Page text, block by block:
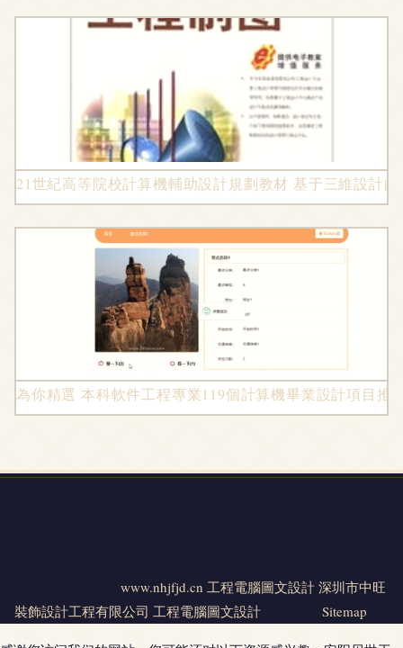
21世紀高等院校計算機輔助設計規劃教材 基于三維設計
為你精選 本科軟件工程專業119個計算機畢業設計項目推
www.nhjfjd.cn 工程電腦圖文設計 深圳市中旺
裝飾設計工程有限公司 工程電腦圖文設計 Sitemap